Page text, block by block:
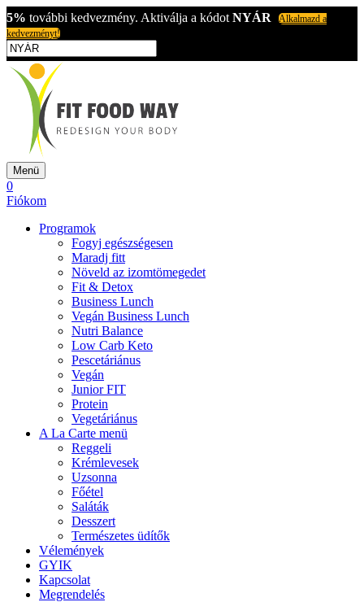
5% további kedvezmény. Aktiválja a kódot NYÁR
Alkalmazd a
kedvezményt!
Menü
0
Fiókom
Programok
Fogyj egészségesen
Maradj fitt
Növeld az izomtömegedet
Fit & Detox
Business Lunch
Vegán Business Lunch
Nutri Balance
Low Carb Keto
Pescetáriánus
Vegán
Junior FIT
Protein
Vegetáriánus
A La Carte menü
Reggeli
Krémlevesek
Uzsonna
Főétel
Saláták
Desszert
Természetes üdítők
Vélemények
GYIK
Kapcsolat
Megrendelés